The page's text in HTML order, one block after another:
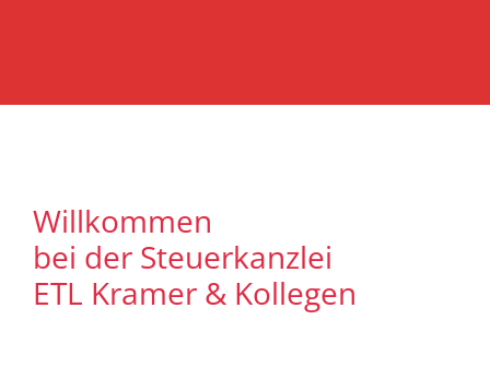
Willkommen
bei der Steuerkanzlei
ETL Kramer & Kollegen